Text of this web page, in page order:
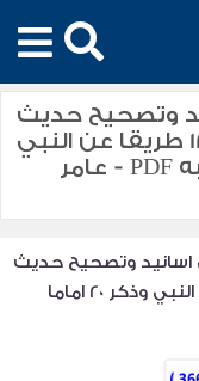
وتصحيح حديث
اثنان فما فوقهما جماعة من 12 طريقا عن النبي
وذكر 20 اماما ممن احتجوا به PDF - عامر
اسانيد وتصحيح حديث
اثنان فما فوقهما جماعة من 12 طريقا عن النبي وذكر 20 اماما